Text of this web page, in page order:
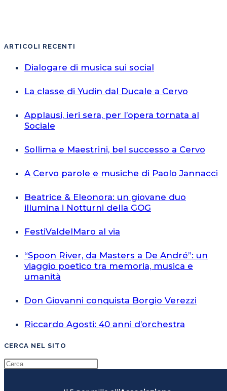
ARTICOLI RECENTI
Dialogare di musica sui social
La classe di Yudin dal Ducale a Cervo
Applausi, ieri sera, per l’opera tornata al
Sociale
Sollima e Maestrini, bel successo a Cervo
A Cervo parole e musiche di Paolo Jannacci
Beatrice & Eleonora: un giovane duo
illumina i Notturni della GOG
FestiValdelMaro al via
“Spoon River, da Masters a De André”: un
viaggio poetico tra memoria, musica e
umanità
Don Giovanni conquista Borgio Verezzi
Riccardo Agosti: 40 anni d’orchestra
CERCA NEL SITO